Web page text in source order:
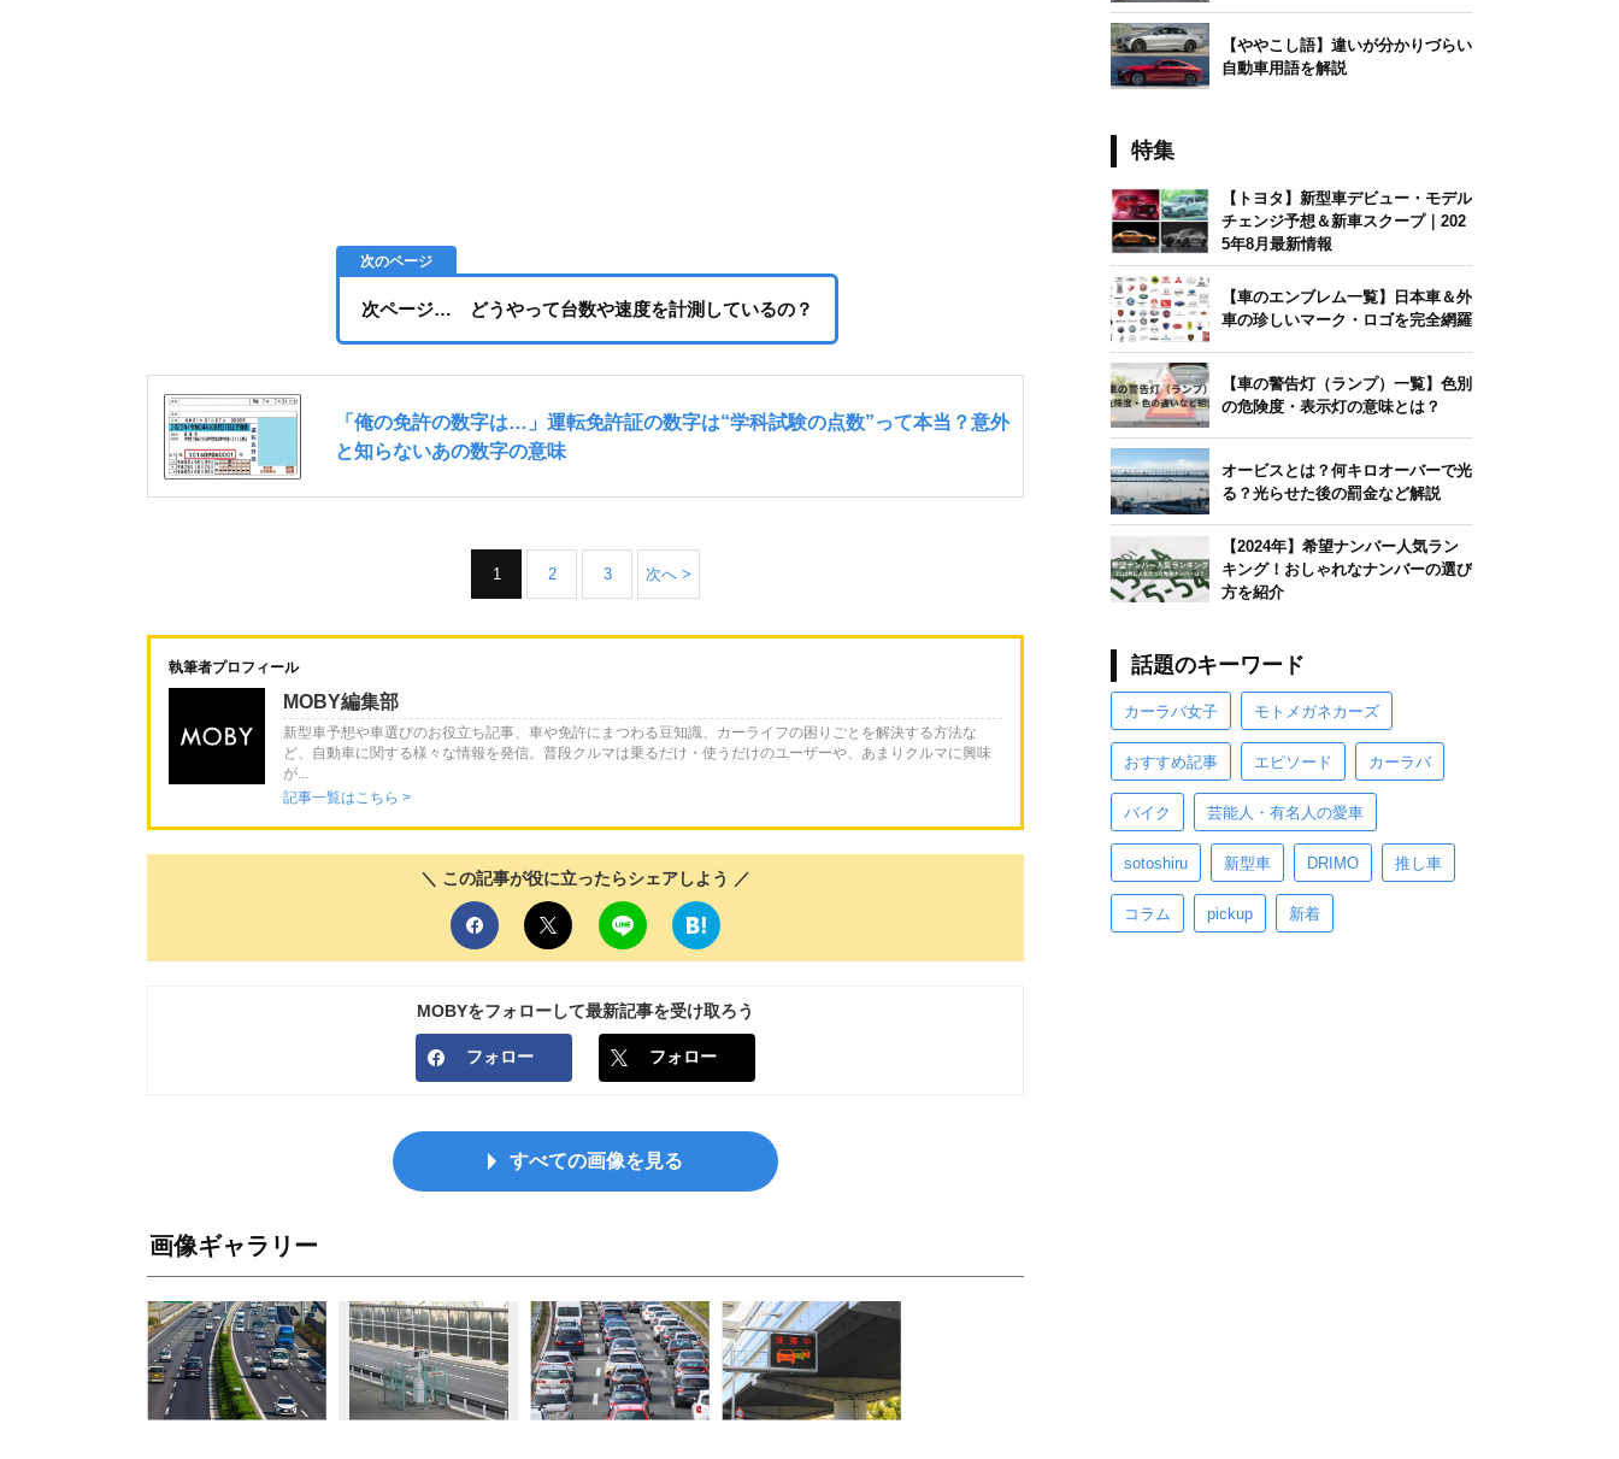
次ページ… どうやって台数や速度を計測しているの？
1 2 3 次へ >
執筆者プロフィール
MOBY編集部
新型車予想や車選びのお役立ち記事、車や免許にまつわる豆知識、カーライフの困りごとを解決する方法な
ど、自動車に関する様々な情報を発信。普段クルマは乗るだけ・使うだけのユーザーや、あまりクルマに興味
が...
記事一覧はこちら >
＼ この記事が役に立ったらシェアしよう ／
MOBYをフォローして最新記事を受け取ろう
フォロー フォロー
すべての画像を見る
画像ギャラリー
【ややこし語】違いが分かりづらい
自動車用語を解説
特集
【トヨタ】新型車デビュー・モデル
チェンジ予想＆新車スクープ｜202
5年8月最新情報
【車のエンブレム一覧】日本車＆外
車の珍しいマーク・ロゴを完全網羅
【車の警告灯（ランプ）一覧】色別
の危険度・表示灯の意味とは？
オービスとは？何キロオーバーで光
る？光らせた後の罰金など解説
【2024年】希望ナンバー人気ラン
キング！おしゃれなナンバーの選び
方を紹介
話題のキーワード
カーラバ女子 モトメガネカーズ
おすすめ記事 エピソード カーラバ
バイク 芸能人・有名人の愛車
sotoshiru 新型車 DRIMO 推し車
コラム pickup 新着